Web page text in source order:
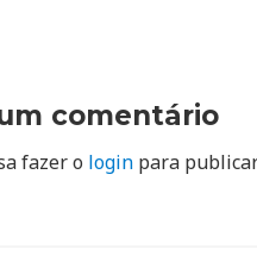
comentário
fazer o login para